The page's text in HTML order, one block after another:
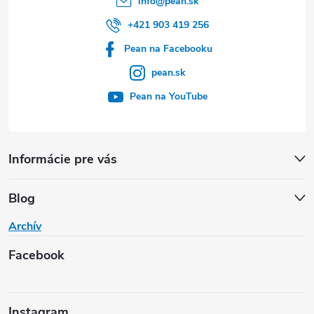
Informácie pre vás
Blog
Archív
Facebook
+421 903 419 256
Pean na Facebooku
pean.sk
Pean na YouTube